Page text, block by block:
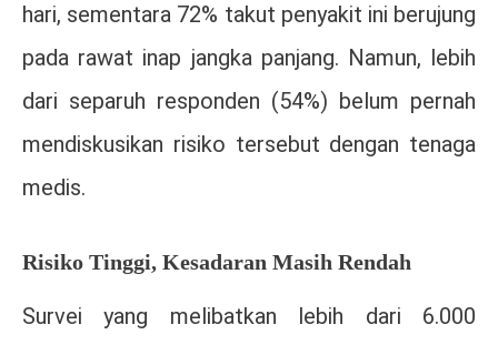
hari, sementara 72% takut penyakit ini berujung
pada rawat inap jangka panjang. Namun, lebih
dari separuh responden (54%) belum pernah
mendiskusikan risiko tersebut dengan tenaga
medis.
Risiko Tinggi, Kesadaran Masih Rendah
Survei yang melibatkan lebih dari 6.000